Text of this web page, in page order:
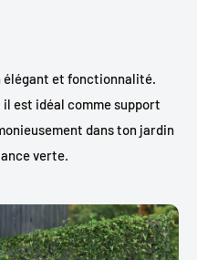
élégant et fonctionnalité.
est idéal comme support
dans ton jardin
verte.